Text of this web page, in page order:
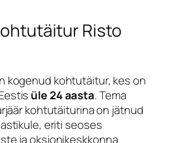
Risto
kogenud kohtutäitur, kes on
üle 24 aasta. Tema
kohtutäiturina on jätnud
eriti seoses
ja oksjonikeskkonna